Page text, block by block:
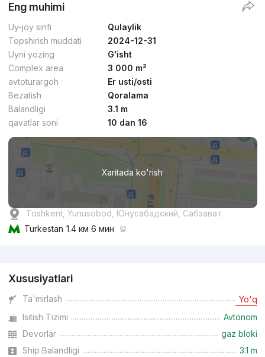
dan сўм /m²
Topshirildi 2025,Мунира
2-xonali kvartira, 48 m²
+998 (95) 064...
Qulaylik
dan16.9 mln
Eng muhimi
Uy-joy sinfi
Qulaylik
Topshirish muddati
2024-12-31
Uyni yozing
G'isht
Complex area
3 000 m²
avtoturargoh
Er usti/osti
Bezatish
Qoralama
Balandligi
3.1 m
qavatlar soni
10 dan 16
Xaritada ko'rish
Toshkent, Yunusobod, Юнусабадский, Сабзават
Turkestan 1.4 км 6 мин
Xususiyatlari
Ta'mirlash Yo'q
Isitish Tizimi
Avtonom
Devorlar
gaz bloki
Ship Balandligi
3.1 m